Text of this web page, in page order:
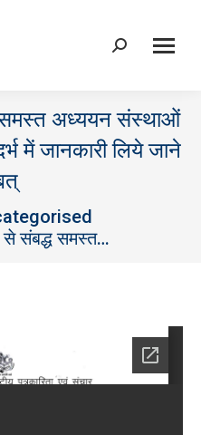
Search:
समस्त अध्ययन संस्थाओं
में जानकारी लिये जाने
से संबद्ध समस्त…